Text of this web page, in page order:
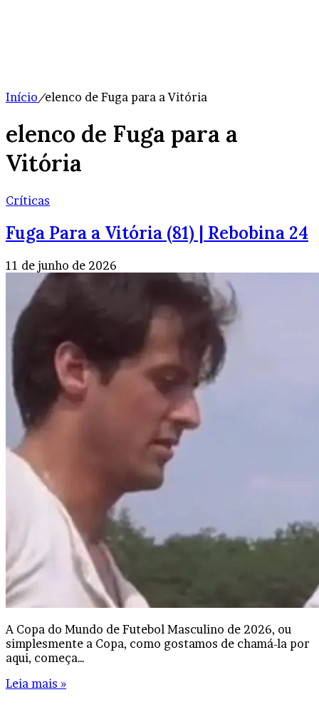
Início/elenco de Fuga para a Vitória
elenco de Fuga para a
Vitória
Críticas
Fuga Para a Vitória (81) | Rebobina 24
11 de junho de 2026
A Copa do Mundo de Futebol Masculino de 2026, ou
simplesmente a Copa, como gostamos de chamá-la por
aqui, começa…
Leia mais »